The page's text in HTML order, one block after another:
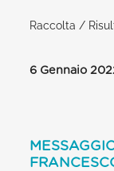
Raccolta /
6 Gennaio